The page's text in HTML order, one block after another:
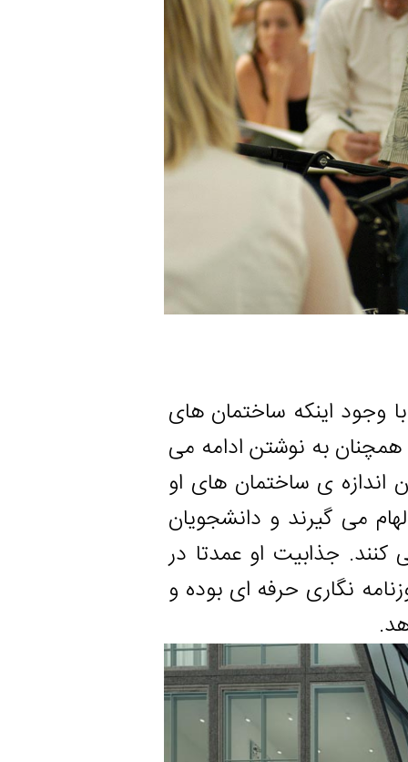
اینکه ساختمان های
به نوشتن ادامه می
ی ساختمان های او
گیرند و دانشجویان
او عمدتا در
حرفه ای بوده و